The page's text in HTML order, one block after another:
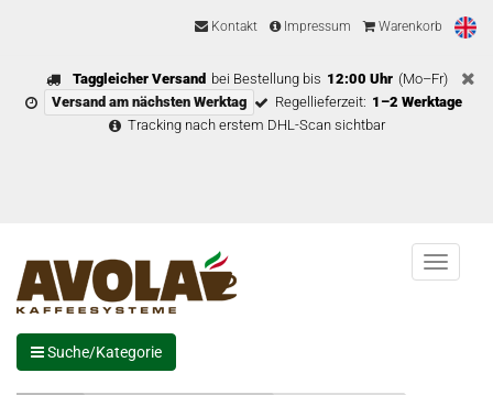
Kontakt Impressum Warenkorb
Taggleicher Versand bei Bestellung bis 12:00 Uhr (Mo–Fr)
Versand am nächsten Werktag
Regellieferzeit: 1–2 Werktage
Tracking nach erstem DHL-Scan sichtbar
Menu
Suche/Kategorie